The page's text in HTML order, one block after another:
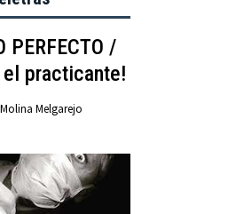
PERFECTO /
el practicante!
Melgarejo